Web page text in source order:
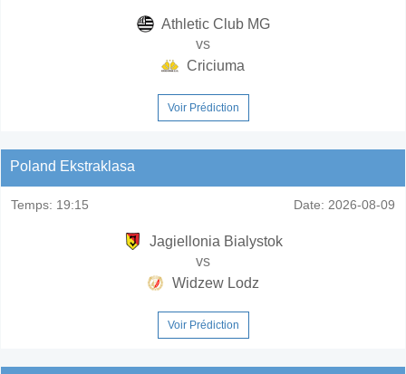
Athletic Club MG
vs
Criciuma
Voir Prédiction
Poland Ekstraklasa
Temps: 19:15 Date: 2026-08-09
Jagiellonia Bialystok
vs
Widzew Lodz
Voir Prédiction